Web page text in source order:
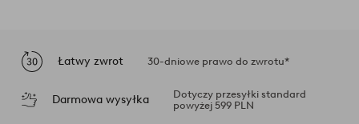
Łatwy zwrot 30-dniowe prawo do zwrotu*
Darmowa wysyłka
Dotyczy przesyłki standard
powyżej 599 PLN